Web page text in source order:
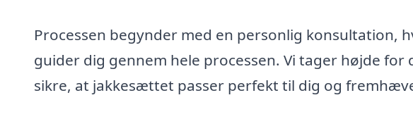
Processen begynder med en personlig konsultation,
guider dig gennem hele processen. Vi tager højde
sikre, at jakkesættet passer perfekt til dig og